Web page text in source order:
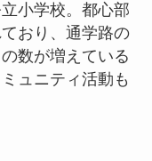
小学校。都心部
おり、通学路の
数が増えている
ュニティ活動も